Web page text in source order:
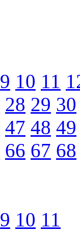
9 10 11
28 29 30
47 48 49
66 67 68
9 10 11